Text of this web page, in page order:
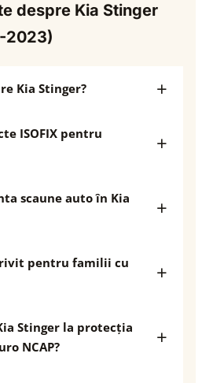
despre Kia Stinger
2023)
Kia Stinger?
ISOFIX pentru
scaune auto în Kia
pentru familii cu
Stinger la protecția
NCAP?